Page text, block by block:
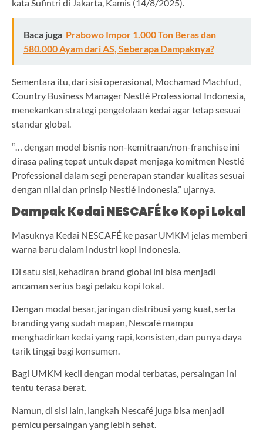
kata Sufintri di Jakarta, Kamis (14/8/2025).
Baca juga Prabowo Impor 1.000 Ton Beras dan
580.000 Ayam dari AS, Seberapa Dampaknya?
Sementara itu, dari sisi operasional, Mochamad Machfud,
Country Business Manager Nestlé Professional Indonesia,
menekankan strategi pengelolaan kedai agar tetap sesuai
standar global.
“… dengan model bisnis non-kemitraan/non-franchise ini
dirasa paling tepat untuk dapat menjaga komitmen Nestlé
Professional dalam segi penerapan standar kualitas sesuai
dengan nilai dan prinsip Nestlé Indonesia,” ujarnya.
Dampak Kedai NESCAFÉ ke Kopi Lokal
Masuknya Kedai NESCAFÉ ke pasar UMKM jelas memberi
warna baru dalam industri kopi Indonesia.
Di satu sisi, kehadiran brand global ini bisa menjadi
ancaman serius bagi pelaku kopi lokal.
Dengan modal besar, jaringan distribusi yang kuat, serta
branding yang sudah mapan, Nescafé mampu
menghadirkan kedai yang rapi, konsisten, dan punya daya
tarik tinggi bagi konsumen.
Bagi UMKM kecil dengan modal terbatas, persaingan ini
tentu terasa berat.
Namun, di sisi lain, langkah Nescafé juga bisa menjadi
pemicu persaingan yang lebih sehat.